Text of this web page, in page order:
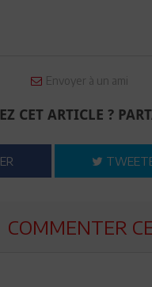
Envoyer à un ami
CET ARTICLE ?
COMMENTER